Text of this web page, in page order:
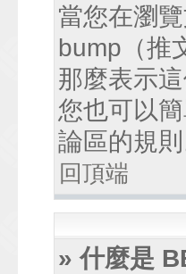
當您在瀏
bump（推
那麼表示
您也可以
論區的規則
回頂端
» 什麼是